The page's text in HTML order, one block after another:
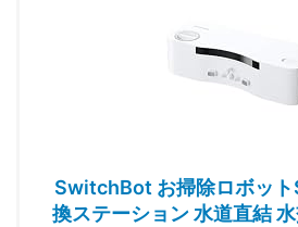
SwitchBot お掃除ロボッ
換ステーション 水道直結